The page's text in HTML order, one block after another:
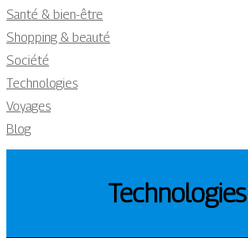
Santé & bien-être
Shopping & beauté
Société
Technologies
Voyages
Blog
Technologies